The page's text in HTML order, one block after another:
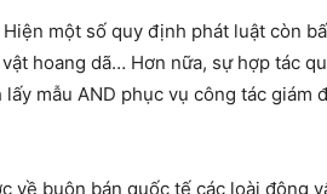
một số quy định phát luật còn
hoang dã… Hơn nữa, sự hợp tác
mẫu AND phục vụ công tác giám
buôn bán quốc tế các loài động